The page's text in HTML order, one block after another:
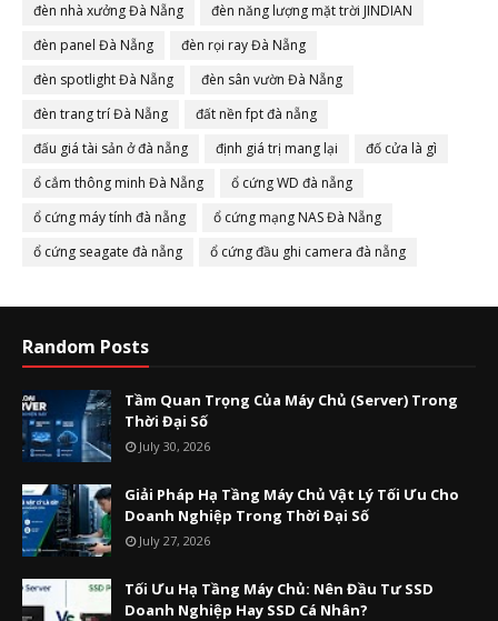
đèn nhà xưởng Đà Nẵng
đèn năng lượng mặt trời JINDIAN
đèn panel Đà Nẵng
đèn rọi ray Đà Nẵng
đèn spotlight Đà Nẵng
đèn sân vườn Đà Nẵng
đèn trang trí Đà Nẵng
đất nền fpt đà nẵng
đấu giá tài sản ở đà nẵng
định giá trị mang lại
đố cửa là gì
ổ cắm thông minh Đà Nẵng
ổ cứng WD đà nẵng
ổ cứng máy tính đà nẵng
ổ cứng mạng NAS Đà Nẵng
ổ cứng seagate đà nẵng
ổ cứng đầu ghi camera đà nẵng
Random Posts
Tầm Quan Trọng Của Máy Chủ (Server) Trong
Thời Đại Số
July 30, 2026
Giải Pháp Hạ Tầng Máy Chủ Vật Lý Tối Ưu Cho
Doanh Nghiệp Trong Thời Đại Số
July 27, 2026
Tối Ưu Hạ Tầng Máy Chủ: Nên Đầu Tư SSD
Doanh Nghiệp Hay SSD Cá Nhân?